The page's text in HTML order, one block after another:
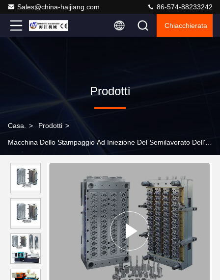
Sales@china-haijiang.com 86-574-88233242
Chiacchierata
Prodotti
Casa. > Prodotti >
Macchina Dello Stampaggio Ad Iniezione Del Semilavorato
veloce con diametro a vite da 30-50 mm